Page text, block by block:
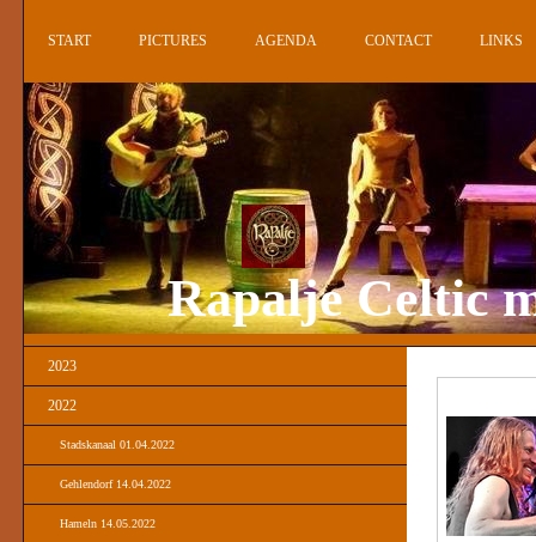
START PICTURES AGENDA CONTACT LINKS
Rapalje Celtic
2023
2022
Stadskanaal 01.04.2022
Gehlendorf 14.04.2022
Hameln 14.05.2022